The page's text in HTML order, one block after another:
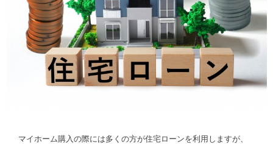
マイホーム購入の際には多くの方が住宅ローンを利用しますが、